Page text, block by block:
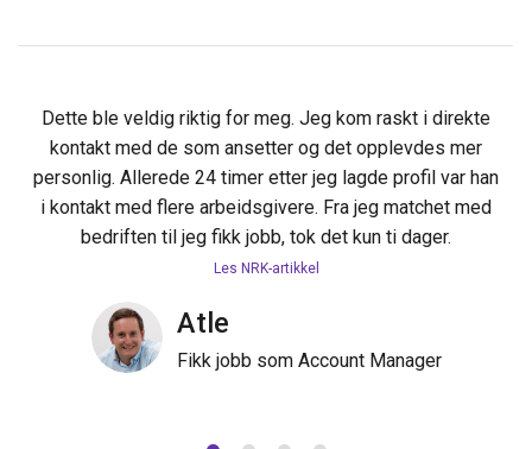
Dette ble veldig riktig for meg. Jeg kom raskt i direkte
kontakt med de som ansetter og det opplevdes mer
personlig. Allerede 24 timer etter jeg lagde profil var han
i kontakt med flere arbeidsgivere. Fra jeg matchet med
bedriften til jeg fikk jobb, tok det kun ti dager.
Les NRK-artikkel
Atle
Fikk jobb som Account Manager
Fikk jobb som salgsagent
Elma
Fikk jobb som medierådgiver
Alv